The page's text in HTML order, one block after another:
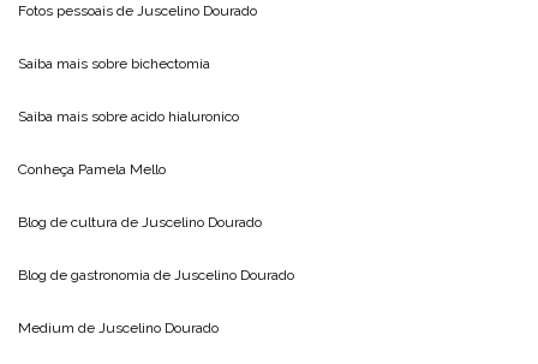
Fotos pessoais de Juscelino Dourado
Saiba mais sobre bichectomia
Saiba mais sobre acido hialuronico
Conheça Pamela Mello
Blog de cultura de Juscelino Dourado
Blog de gastronomia de Juscelino Dourado
Medium de Juscelino Dourado